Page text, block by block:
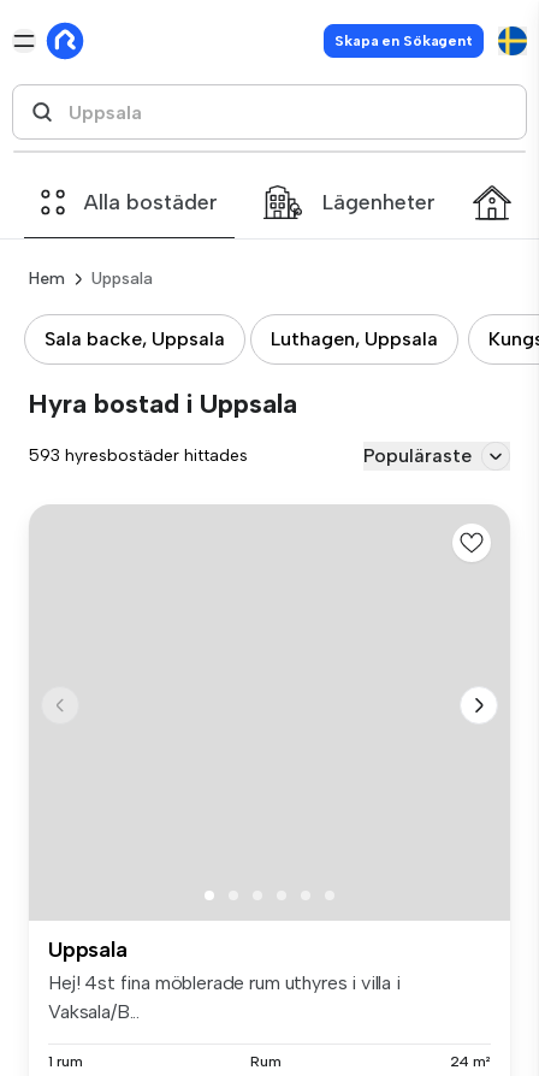
Skapa en Sökagent
Alla bostäder Lägenheter
Hem Uppsala
Sala backe, Uppsala Luthagen, Uppsala
Hyra bostad i Uppsala
593 hyresbostäder hittades Populäraste
Uppsala
Hej! 4st fina möblerade rum uthyres i villa i
Vaksala/B...
1 rum Rum 24 m²